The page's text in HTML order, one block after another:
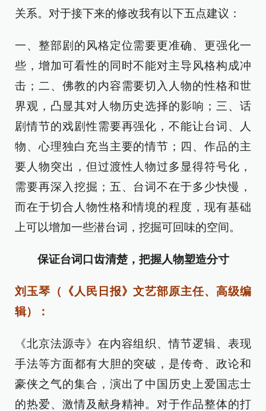
关系。对于接下来的修改我有以下五点建议：
一、整部剧的风格定位需要更准确、更强化一
些，增加可看性的同时不能对主导风格构成冲
击；二、佛教的内容需要切入人物的性格和世
界观，凸显其对人物历史选择的影响；三、话
剧情节的戏剧性需要再强化，不能让台词、人
物、心理独白充当主要的情节；四、作品的主
要人物突出，但过渡性人物过多显得符号化，
需要再深入挖掘；五、台词不在于多少快慢，
而在于切合人物性格和情境的程度，现有基础
上可以增加一些潜台词，挖掘可回味的空间。
保证台词口齿清楚，把握人物塑造分寸
刘玉琴（《人民日报》文艺部原主任、高级编
辑）：
《北京法源寺》在内容组织、情节逻辑、表现
手法等方面都有大胆的突破，是传奇、政论和
豪侠之气的集合，演出了中国历史上爱国志士
的热爱、激情及献身精神。对于作品整体的打